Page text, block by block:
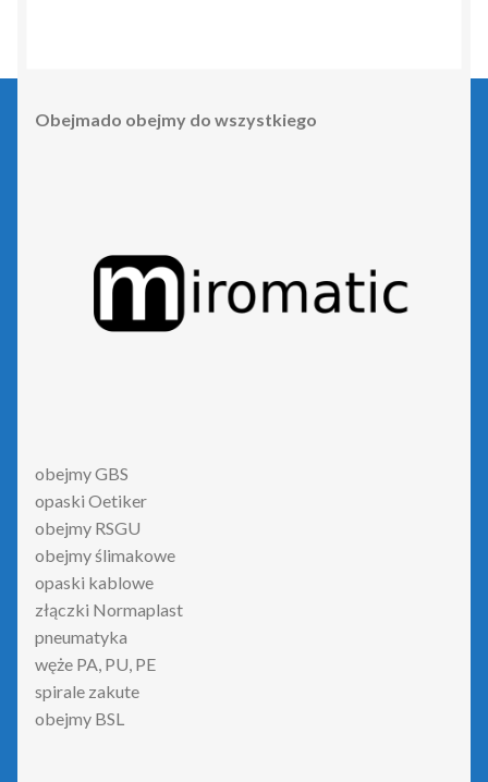
Obejmado obejmy do wszystkiego
obejmy GBS
opaski Oetiker
obejmy RSGU
obejmy ślimakowe
opaski kablowe
złączki Normaplast
pneumatyka
węże PA, PU, PE
spirale zakute
obejmy BSL